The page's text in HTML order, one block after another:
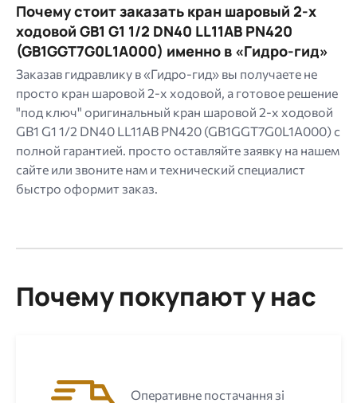
Почему стоит заказать кран шаровый 2-х
ходовой GB1 G1 1/2 DN40 LL11AB PN420
(GB1GGT7G0L1A000) именно в «Гидро-гид»
Заказав гидравлику в «Гидро-гид» вы получаете не
просто кран шаровой 2-х ходовой, а готовое решение
"под ключ" оригинальный кран шаровой 2-х ходовой
GB1 G1 1/2 DN40 LL11AB PN420 (GB1GGT7G0L1A000) с
полной гарантией. просто оставляйте заявку на нашем
сайте или звоните нам и технический специалист
быстро оформит заказ.
Почему покупают у нас
Оперативне постачання зі